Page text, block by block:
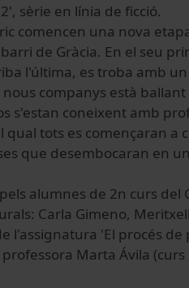
sèrie en línia de ficció.
comencen una nova
de Gràcia. En el seu
l'última, es troba amb
companys està
s'estan coneixent amb
tots es començaran a
que desembocaran en
alumnes de 2n curs del
Carla Gimeno,
l'assignatura 'El procés de
Marta Ávila (curs